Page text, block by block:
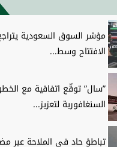
الافتتاح وسط...
”سال” توقّع اتفاقية مع
السنغافورية لتعزيز...
تباطؤ حاد في الملاحة عبر